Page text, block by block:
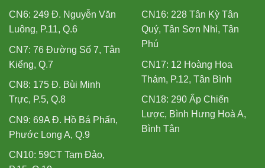
CN6: 249 Đ. Nguyễn Văn
Luông, P.11, Q.6
CN7: 76 Đường Số 7, Tân
Kiểng, Q.7
CN8: 175 Đ. Bùi Minh
Trực, P.5, Q.8
CN9: 69A Đ. Hồ Bá Phấn,
Phước Long A, Q.9
CN10: 59CT Tam Đảo,
CN16: 228 Tân Kỳ Tân
Quý, Tân Sơn Nhì, Tân
Phú
CN17: 12 Hoàng Hoa
Thám, P.12, Tân Bình
CN18: 290 Ấp Chiến
Lược, Bình Hưng Hoà A,
Bình Tân